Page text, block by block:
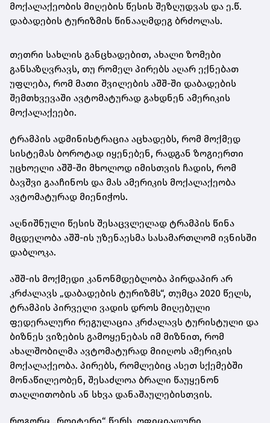
მოქალაქეობის მიღების წესის შეზღუდვას და ე.წ.
დაბადების ტურიზმის წინააღმდეგ ბრძოლას.
თეთრი სახლის განცხადებით, ახალი ზომები
განსაზღვრავს, თუ რომელ პირებს აღარ ექნებათ
უფლება, რომ მათი შვილების აშშ-ში დაბადების
შემთხვევაში ავტომატურად გახდნენ ამერიკის
მოქალაქეები.
ტრამპის ადმინისტრაცია აცხადებს, რომ მოქმედ
სისტემას ბოროტად იყენებენ, რადგან ზოგიერთი
უცხოელი აშშ-ში მხოლოდ იმისთვის ჩადის, რომ
ბავშვი გააჩინოს და მას ამერიკის მოქალაქეობა
ავტომატურად მიენიჭოს.
აღნიშნული წესის შესაცვლელად ტრამპის წინა
მცდელობა აშშ-ის უზენაესმა სასამართლომ ივნისში
დაბლოკა.
აშშ-ის მოქმედი კანონმდებლობა პირდაპირ არ
კრძალავს „დაბადების ტურიზმს“, თუმცა 2020 წელს,
ტრამპის პირველი ვადის დროს მიღებული
ფედერალური რეგულაცია კრძალავს ტურისტული და
ბიზნეს ვიზების გამოყენებას იმ მიზნით, რომ
ახალშობილმა ავტომატურად მიიღოს ამერიკის
მოქალაქეობა. პირებს, რომლებიც ასეთ სქემებში
მონაწილეობენ, შესაძლოა ბრალი წაუყენონ
თაღლითობის ან სხვა დანაშაულებისთვის.